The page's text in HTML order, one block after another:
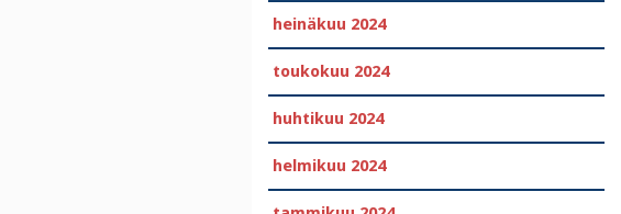
heinäkuu 2024
toukokuu 2024
huhtikuu 2024
helmikuu 2024